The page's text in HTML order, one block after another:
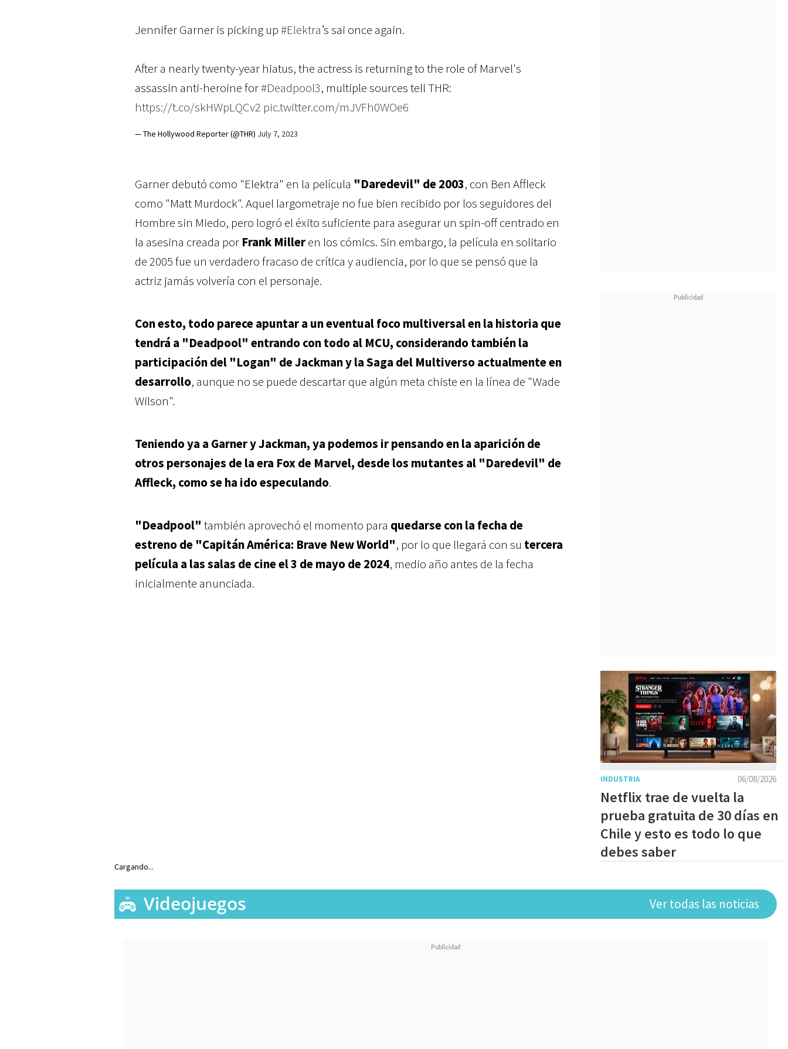
Jennifer Garner is picking up#Elektra’s sai once again.
After a nearly twenty-year hiatus, the actress is returning to the role of Marvel's
assassin anti-heroine for#Deadpool3, multiple sources tell THR:
https://t.co/skHWpLQCv2 pic.twitter.com/mJVFh0WOe6
— The Hollywood Reporter (@THR) July 7, 2023
Garner debutó como "Elektra" en la película "Daredevil" de 2003, con Ben Affleck
como "Matt Murdock". Aquel largometraje no fue bien recibido por los seguidores del
Hombre sin Miedo, pero logró el éxito suficiente para asegurar un spin-off centrado en
la asesina creada por Frank Milleren los cómics. Sin embargo, la película en solitario
de 2005 fue un verdadero fracaso de crítica y audiencia, por lo que se pensó que la
actriz jamás volvería con el personaje.
Con esto, todo parece apuntar a un eventual foco multiversal en la historia que
tendrá a "Deadpool" entrando con todo al MCU, considerando también la
participación del "Logan" de Jackman y la Saga del Multiverso actualmente en
desarrollo, aunque no se puede descartar que algún meta chiste en la línea de "Wade
Wilson".
Teniendo ya a Garner y Jackman, ya podemos ir pensando en la aparición de
otros personajes de la era Fox de Marvel, desde los mutantes al "Daredevil" de
Affleck, como se ha ido especulando.
"Deadpool" también aprovechó el momento para quedarse con la fecha de
estreno de "Capitán América: Brave New World", por lo que llegará con su tercera
película a las salas de cine el3 de mayo de 2024, medio año antes de la fecha
inicialmente anunciada.
06/08/2026
INDUSTRIA
Netflix trae de vuelta la
prueba gratuita de 30 días en
Chile y esto es todo lo que
debes saber
Cargando...
Ver todas las noticias
Videojuegos